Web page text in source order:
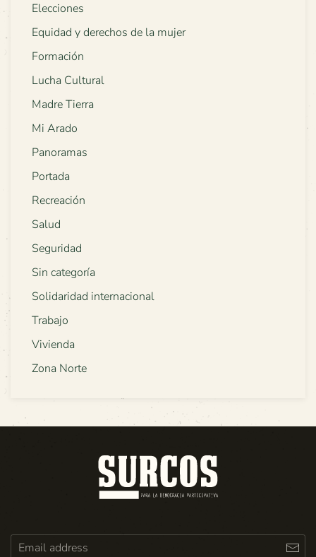
Elecciones
Equidad y derechos de la mujer
Formación
Lucha Cultural
Madre Tierra
Mi Arado
Panoramas
Portada
Recreación
Salud
Seguridad
Sin categoría
Solidaridad internacional
Trabajo
Vivienda
Zona Norte